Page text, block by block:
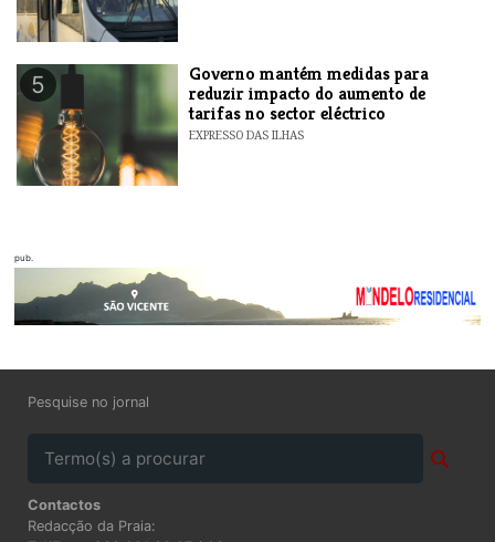
5
Governo mantém medidas para
reduzir impacto do aumento de
tarifas no sector eléctrico
EXPRESSO DAS ILHAS
pub.
Pesquise no jornal
Contactos
Redacção da Praia: